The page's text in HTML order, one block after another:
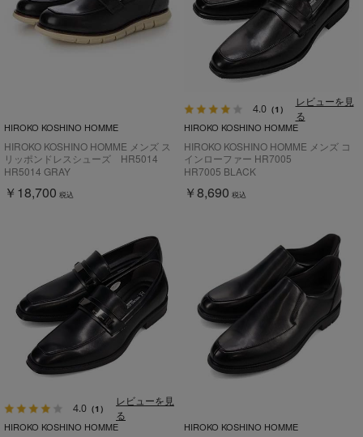
HIROKO KOSHINO HOMME
HIROKO KOSHINO HOMME メンズ ス
リッポンドレスシューズ HR5014
HR5014 GRAY
￥18,700 税込
4.0（1）
レビューを見
る
HIROKO KOSHINO HOMME
HIROKO KOSHINO HOMME メンズ コ
インローファー HR7005
HR7005 BLACK
￥8,690 税込
4.0 （1）
レビューを見
る
HIROKO KOSHINO HOMME HIROKO KOSHINO HOMME